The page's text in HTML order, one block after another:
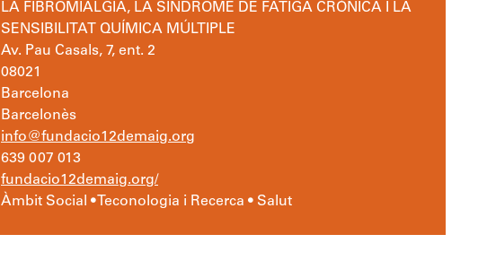
LA FIBROMIÀLGIA, LA SÍNDROME DE FATIGA CRÒNICA I LA
SENSIBILITAT QUÍMICA MÚLTIPLE
Av. Pau Casals, 7, ent. 2
08021
Barcelona
Barcelonès
info@fundacio12demaig.org
639 007 013
fundacio12demaig.org/
Àmbit Social • Teconologia i Recerca • Salut